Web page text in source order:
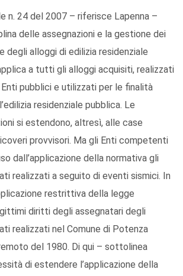
n. 24 del 2007 – riferisce Lapenna –
delle assegnazioni e la gestione dei
degli alloggi di edilizia residenziale
a tutti gli alloggi acquisiti, realizzati
pubblici e utilizzati per le finalità
residenziale pubblica. Le
si estendono, altresì, alle case
provvisori. Ma gli Enti competenti
dall’applicazione della normativa gli
realizzati a seguito di eventi sismici. In
restrittiva della legge
diritti degli assegnatari degli
realizzati nel Comune di Potenza
del 1980. Di qui – sottolinea
di estendere l’applicazione della